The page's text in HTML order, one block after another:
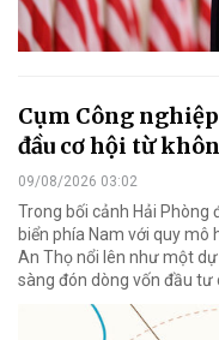
Cụm Công
đầu cơ hội từ
09/08/2026 03:02
Trong bối cảnh Hải Phòng
biển phía Nam với quy mô
An Thọ nổi lên như một
sàng đón dòng vốn đầu tư